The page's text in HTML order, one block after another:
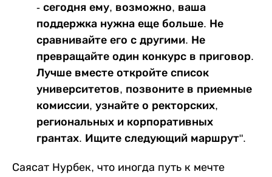
- сегодня ему, возможно, ваша
поддержка нужна еще больше. Не
сравнивайте его с другими. Не
превращайте один конкурс в приговор.
Лучше вместе откройте список
университетов, позвоните в приемные
комиссии, узнайте о ректорских,
региональных и корпоративных
грантах. Ищите следующий маршрут".
Саясат Нурбек, что иногда путь к мечте